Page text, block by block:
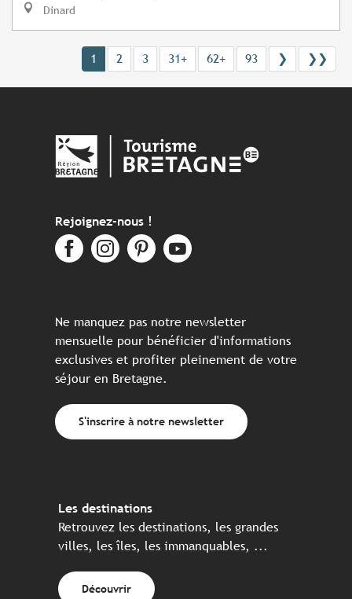
Dinard
1 2 3 31+ 62+ 93 ❯ ❯❯
Rejoignez-nous !
Ne manquez pas notre newsletter
mensuelle pour bénéficier d'informations
exclusives et profiter pleinement de votre
séjour en Bretagne.
S'inscrire à notre newsletter
Les destinations
Retrouvez les destinations, les grandes
villes, les îles, les immanquables, ...
Découvrir